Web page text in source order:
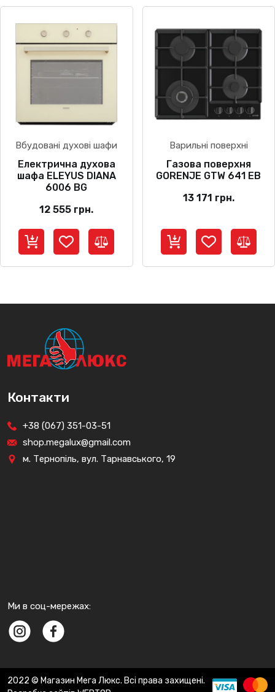
Вбудовані духові шафи
Електрична духова
шафа ELEYUS DIANA
6006 BG
12 555 грн.
Варильні поверхні
Газова поверхня
GORENJE GTW 641 EB
13 171 грн.
Контакти
+38 (067) 351-03-51
shop.megalux@gmail.com
м. Тернопіль, вул. Тарнавського, 19
Ми в соц-мережах:
2022 © Магазин Мега Люкс. Всі права захищені.